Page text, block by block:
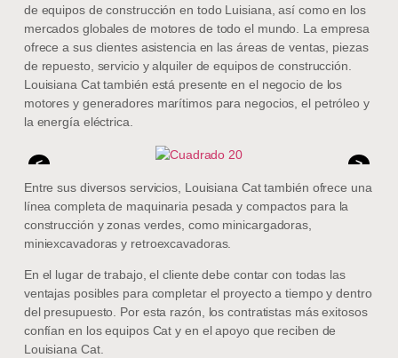
de equipos de construcción en todo Luisiana, así como en los
mercados globales de motores de todo el mundo. La empresa
ofrece a sus clientes asistencia en las áreas de ventas, piezas
de repuesto, servicio y alquiler de equipos de construcción.
Louisiana Cat también está presente en el negocio de los
motores y generadores marítimos para negocios, el petróleo y
la energía eléctrica.
<
>
Entre sus diversos servicios, Louisiana Cat también ofrece una
línea completa de maquinaria pesada y compactos para la
construcción y zonas verdes, como minicargadoras,
miniexcavadoras y retroexcavadoras.
En el lugar de trabajo, el cliente debe contar con todas las
ventajas posibles para completar el proyecto a tiempo y dentro
del presupuesto. Por esta razón, los contratistas más exitosos
confían en los equipos Cat y en el apoyo que reciben de
Louisiana Cat.